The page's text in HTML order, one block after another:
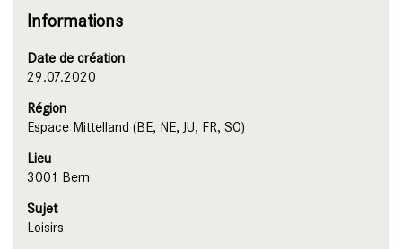
Informations
Date de création
29.07.2020
Région
Espace Mittelland (BE, NE, JU, FR, SO)
Lieu
3001 Bern
Sujet
Loisirs